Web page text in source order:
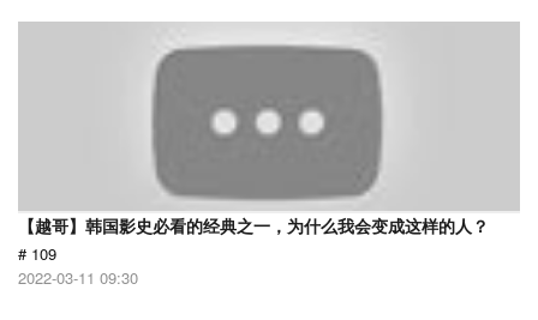
【越哥】韩国影史必看的经典之一，为什么我会变成这样的人？
# 109
2022-03-11 09:30